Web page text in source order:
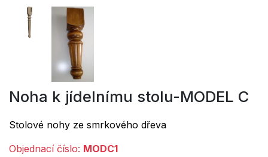
Noha k jídelnímu stolu-MODEL C
Stolové nohy ze smrkového dřeva
Objednací číslo: MODC1